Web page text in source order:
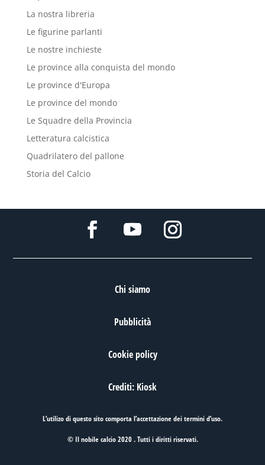
La nostra libreria
Le figurine parlanti
Le nostre inchieste
Le province alla conquista del mondo
Le province d'Europa
Le province del mondo
Le Squadre della Provincia
Letteratura calcistica
Quadrilatero del pallone
Storia del Calcio
Chi siamo
Pubblicità
Cookie policy
Crediti: Kiosk
L’utilizo di questo sito comporta l’accettazione deitermini d’uso.
© Il nobile calcio 2020 . Tutti i diritti riservati.